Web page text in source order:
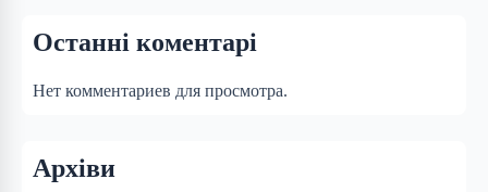
Останні коментарі
Нет комментариев для просмотра.
Архіви